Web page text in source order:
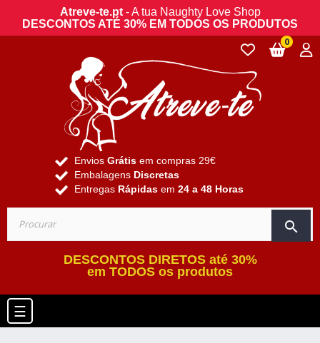
Atreve-te.pt- A tua Naughty Love Shop
DESCONTOS ATÉ 30% EM TODOS OS PRODUTOS
Envios Grátis em compras 29€
Embalagens Discretas
Entregas Rápidas em 24 a 48 Horas
search
0
DESCONTOS DIRETOS até 30%
em TODOS os produtos
Toggle navigation
☰